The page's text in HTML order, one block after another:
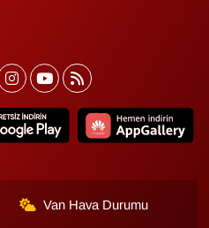
Van Hava Durumu